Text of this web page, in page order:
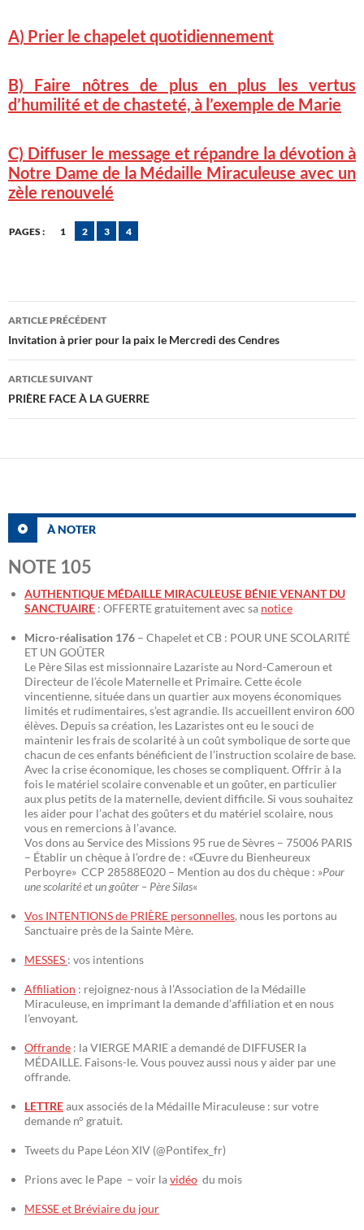
A) Prier le chapelet quotidiennement
B) Faire nôtres de plus en plus les vertus
d’humilité et de chasteté, à l’exemple de Marie
C) Diffuser le message et répandre la dévotion à
Notre Dame de la Médaille Miraculeuse avec un
zèle renouvelé
PAGES : 1 2 3 4
Navigation
des
articles
ARTICLE PRÉCÉDENT
Invitation à prier pour la paix le Mercredi des Cendres
ARTICLE SUIVANT
PRIÈRE FACE À LA GUERRE
À NOTER
NOTE 105
AUTHENTIQUE MÉDAILLE MIRACULEUSE BÉNIE VENANT DU
SANCTUAIRE : OFFERTE gratuitement avec sa notice
Micro-réalisation 176 – Chapelet et CB : POUR UNE SCOLARITÉ
ET UN GOÛTER
Le Père Silas est missionnaire Lazariste au Nord-Cameroun et
Directeur de l’école Maternelle et Primaire. Cette école
vincentienne, située dans un quartier aux moyens économiques
limités et rudimentaires, s’est agrandie. Ils accueillent environ 600
élèves. Depuis sa création, les Lazaristes ont eu le souci de
maintenir les frais de scolarité à un coût symbolique de sorte que
chacun de ces enfants bénéficient de l’instruction scolaire de base.
Avec la crise économique, les choses se compliquent. Offrir à la
fois le matériel scolaire convenable et un goûter, en particulier
aux plus petits de la maternelle, devient difficile. Si vous souhaitez
les aider pour l’achat des goûters et du matériel scolaire, nous
vous en remercions à l’avance.
Vos dons au Service des Missions 95 rue de Sèvres – 75006 PARIS
– Établir un chèque à l’ordre de : «Œuvre du Bienheureux
Perboyre» CCP 28588E020 – Mention au dos du chèque : »Pour
une scolarité et un goûter – Père Silas«
Vos INTENTIONS de PRIÈRE personnelles, nous les portons au
Sanctuaire près de la Sainte Mère.
MESSES : vos intentions
Affiliation : rejoignez-nous à l’Association de la Médaille
Miraculeuse, en imprimant la demande d’affiliation et en nous
l’envoyant.
Offrande : la VIERGE MARIE a demandé de DIFFUSER la
MÉDAILLE. Faisons-le. Vous pouvez aussi nous y aider par une
offrande.
LETTREaux associés de la Médaille Miraculeuse : sur votre
demande n° gratuit.
Tweets du Pape Léon XIV (@Pontifex_fr)
Prions avec le Pape – voir lavidéo du mois
MESSE et Bréviaire du jour